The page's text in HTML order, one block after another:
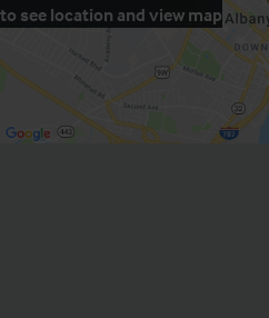
to see location and view map